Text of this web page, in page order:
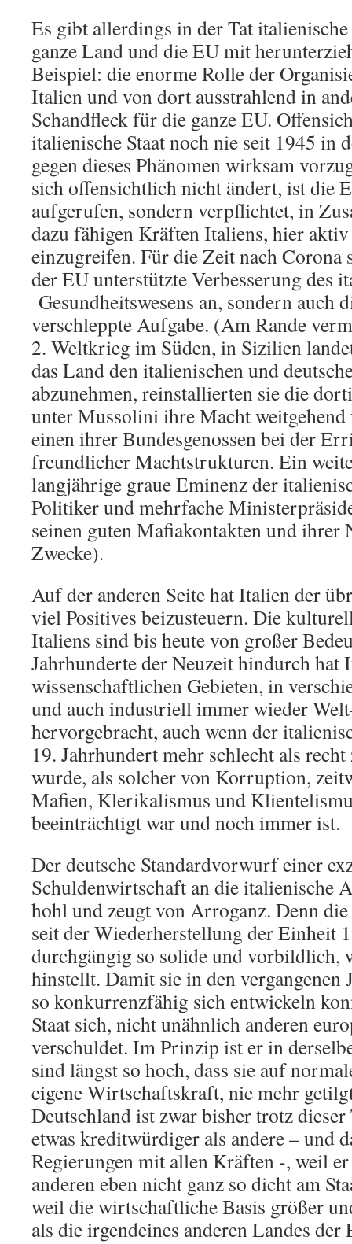
Es gibt allerdings in der Tat
ganze Land und die EU mit
Beispiel: die enorme Rolle der
Italien und von dort ausstrahlend in
Schandfleck für die ganze EU.
italienische Staat noch nie seit 1945 in
gegen dieses Phänomen wirksam
sich offensichtlich nicht ändert, ist die
aufgerufen, sondern verpflichtet, in
dazu fähigen Kräften Italiens, hier
einzugreifen. Für die Zeit nach Corona
der EU unterstützte Verbesserung des
Gesundheitswesens an, sondern auch
verschleppte Aufgabe. (Am Rande
2. Weltkrieg im Süden, in Sizilien
das Land den italienischen und
abzunehmen, reinstallierten sie die
unter Mussolini ihre Macht weitgehend
einen ihrer Bundesgenossen bei der
freundlicher Machtstrukturen. Ein
langjährige graue Eminenz der
Politiker und mehrfache
seinen guten Mafiakontakten und
Zwecke).
Auf der anderen Seite hat Italien der
viel Positives beizusteuern. Die
Italiens sind bis heute von großer
Jahrhunderte der Neuzeit hindurch hat
wissenschaftlichen Gebieten, in
und auch industriell immer wieder
hervorgebracht, auch wenn der
19. Jahrhundert mehr schlecht als
wurde, als solcher von Korruption,
Mafien, Klerikalismus und
beeinträchtigt war und noch immer ist.
Der deutsche Standardvorwurf einer
Schuldenwirtschaft an die italienische
hohl und zeugt von Arroganz. Denn
seit der Wiederherstellung der Einheit
durchgängig so solide und vorbildlich,
hinstellt. Damit sie in den vergangenen
so konkurrenzfähig sich entwickeln
Staat sich, nicht unähnlich anderen
verschuldet. Im Prinzip ist er in
sind längst so hoch, dass sie auf
eigene Wirtschaftskraft, nie mehr
Deutschland ist zwar bisher trotz
etwas kreditwürdiger als andere – und
Regierungen mit allen Kräften -, weil
anderen eben nicht ganz so dicht am
weil die wirtschaftliche Basis größer
als die irgendeines anderen Landes